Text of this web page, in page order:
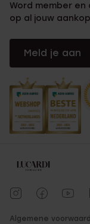
Word member en
op al jouw
Meld je aan
Algemene